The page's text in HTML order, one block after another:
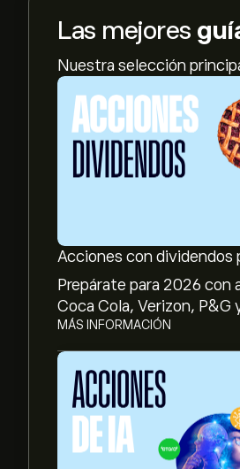
Las mejores
Nuestra selección
Acciones con dividendos
Prepárate para 2026
Coca Cola, Verizon, P&G
MÁS INFORMACIÓN